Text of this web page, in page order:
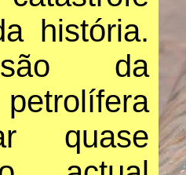
história.
da
quase